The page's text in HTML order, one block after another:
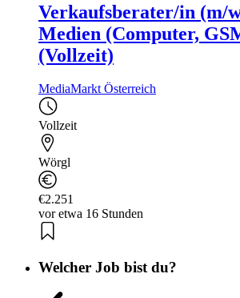
Verkaufsberater/in (m/
Medien (Computer,
(Vollzeit)
MediaMarkt Österreich
Vollzeit
Wörgl
€2.251
vor etwa 16 Stunden
Welcher Job bist du?